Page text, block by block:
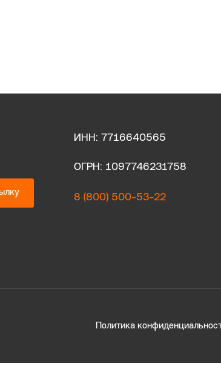
ИНН: 7716640565
ОГРН: 1097746231758
8 (800) 500-53-22
Политика